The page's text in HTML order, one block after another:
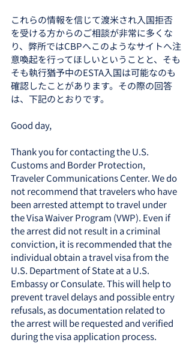
これらの情報を信じて渡米され入国拒否
を受ける方からのご相談が非常に多くな
り、弊所ではCBPへこのようなサイトへ注
意喚起を行ってほしいということと、そも
そも執行猶予中のESTA入国は可能なのも
確認したことがあります。その際の回答
は、下記のとおりです。
Good day,
Thank you for contacting the U.S.
Customs and Border Protection,
Traveler Communications Center. We do
not recommend that travelers who have
been arrested attempt to travel under
the Visa Waiver Program (VWP). Even if
the arrest did not result in a criminal
conviction, it is recommended that the
individual obtain a travel visa from the
U.S. Department of State at a U.S.
Embassy or Consulate. This will help to
prevent travel delays and possible entry
refusals, as documentation related to
the arrest will be requested and verified
during the visa application process.